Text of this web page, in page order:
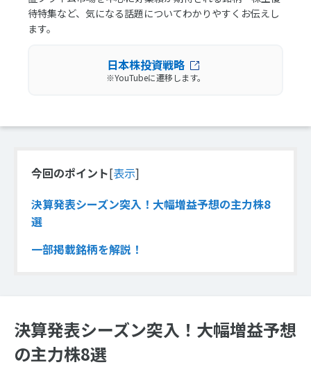
待特集など、気になる話題についてわかりやすくお伝えし
ます。
日本株投資戦略
※YouTubeに遷移します。
今回のポイント[表示]
決算発表シーズン突入！大幅増益予想の主力株8
選
一部掲載銘柄を解説！
決算発表シーズン突入！大幅増益予想
の主力株8選